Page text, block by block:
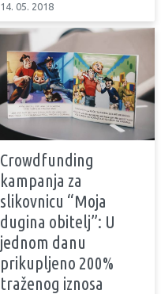
14. 05. 2018
Crowdfunding
kampanja za
slikovnicu “Moja
dugina obitelj”: U
jednom danu
prikupljeno 200%
traženog iznosa